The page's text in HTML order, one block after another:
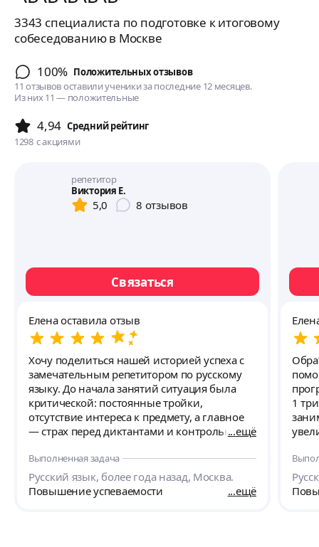
3343 специалиста по подготовке к итоговому
собеседованию в Москве
100% Положительных отзывов
11 отзывов оставили ученики за последние 12 месяцев.
Из них 11 — положительные
4,94 Cредний рейтинг
1298 с акциями
репетитор
Виктория Е.
5,0 8 отзывов
Связаться
Елена оставила отзыв
Хочу поделиться нашей историей успеха с
замечательным репетитором по русскому
языку. До начала занятий ситуация была
критической: постоянные тройки,
отсутствие интереса к предмету, а главное
— страх перед диктантами и контрольными
сумела найти подход к нашей дочери,
превратив скучные правила в
увлекательное путешествие по миру
русского языка. Особенно впечатлило то,
ещё
Выполненная задача
Русский язык, более года назад, Москва.
Повышение успеваемости
ещё
1
свои